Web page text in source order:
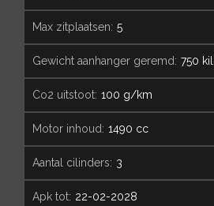
max zitplaatsen: 5
gewicht aanhanger geremd: 750
co2 uitstoot: 100 g/km
motor inhoud: 1490 cc
aantal cilinders: 3
apk tot: 22-02-2028